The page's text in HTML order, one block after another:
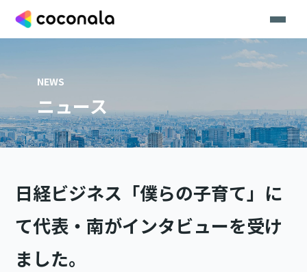
NEWS
ニュース
日経ビジネス「僕らの子育て」に
て代表・南がインタビューを受け
ました。